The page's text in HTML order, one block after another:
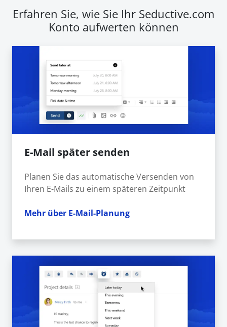
Erfahren Sie, wie Sie Ihr Seductive.com
Konto aufwerten können
E-Mail später senden
Planen Sie das automatische Versenden von
Ihren E-Mails zu einem späteren Zeitpunkt
Mehr über E-Mail-Planung